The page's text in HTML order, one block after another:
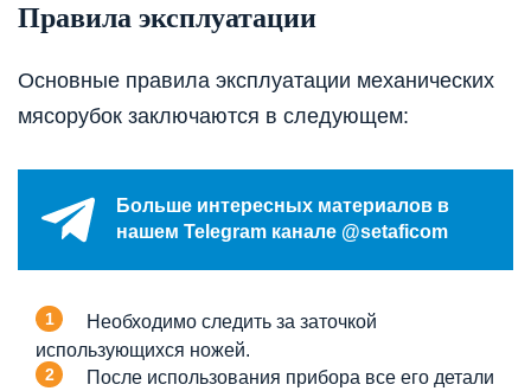
Правила эксплуатации
Основные правила эксплуатации механических
мясорубок заключаются в следующем:
Больше интересных материалов в
нашем Telegram канале @setaficom
Необходимо следить за заточкой
использующихся ножей.
После использования прибора все его детали